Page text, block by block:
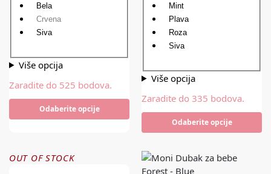
Bela
Crvena
Siva
Više opcija
Zaradite do 525 bodova.
Odaberite opcije
Mint
Plava
Roza
Siva
Više opcija
Zaradite do 335 bodova.
Odaberite opcije
OUT OF STOCK